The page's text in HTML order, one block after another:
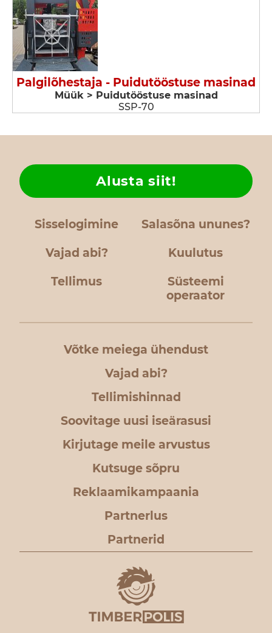
Palgilõhestaja - Puidutööstuse masinad
Müük > Puidutööstuse masinad
SSP-70
Sisselogimine Salasõna ununes?
Vajad abi?
Alusta siit!
Kuulutus
Tellimus
Süsteemi
operaator
Võtke meiega ühendust
Vajad abi?
Tellimishinnad
Soovitage uusi iseärasusi
Kirjutage meile arvustus
Kutsuge sõpru
Reklaamikampaania
Partnerlus
Partnerid